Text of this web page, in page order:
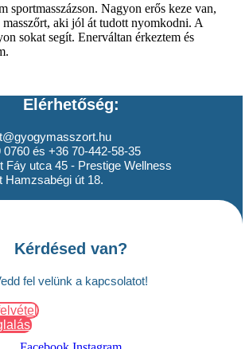
sportmasszázson. Nagyon erős keze van,
aki jól át tudott nyomkodni. A
sokat segít. Enerváltan érkeztem és
Elérhetőség:
0760 és +36 70-442-58-35
Fáy utca 45 - Prestige Wellness
Hamzsabégi út 18.
Kérdésed van?
fel velünk a kapcsolatot!